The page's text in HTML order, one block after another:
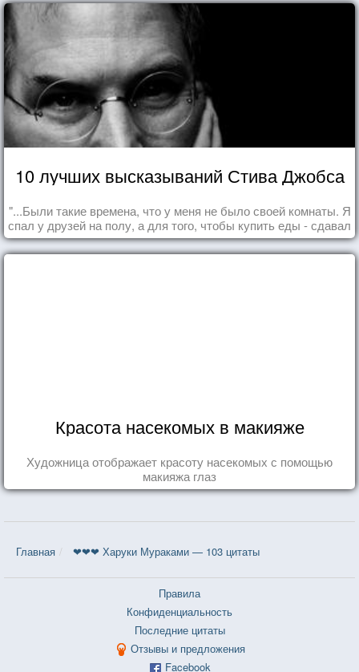
10 лучших высказываний Стива Джобса
"...Были такие времена, что у меня не было своей комнаты. Я
спал у друзей на полу, а для того, чтобы купить еды - сдавал
бутылки из под кока-колы"
Красота насекомых в макияже
Художница отображает красоту насекомых с помощью
макияжа глаз
Главная ❤❤❤ Харуки Мураками — 103 цитаты
Правила
Конфиденциальность
Последние цитаты
Отзывы и предложения
Facebook